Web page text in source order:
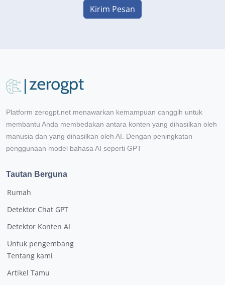
Kirim Pesan
Platform zerogpt.net menawarkan kemampuan canggih untuk
membantu Anda membedakan antara konten yang dihasilkan oleh
manusia dan yang dihasilkan oleh AI. Dengan peningkatan
penggunaan model bahasa AI seperti GPT
Tautan Berguna
Rumah
Detektor Chat GPT
Detektor Konten AI
Untuk pengembang
Tentang kami
Artikel Tamu